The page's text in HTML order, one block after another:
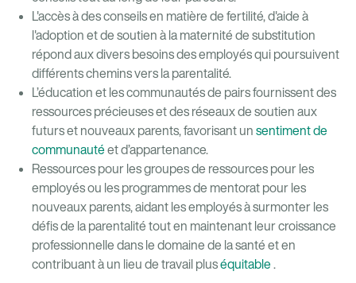
L'accès à des conseils en matière de fertilité, d'aide à
l'adoption et de soutien à la maternité de substitution
répond aux divers besoins des employés qui poursuivent
différents chemins vers la parentalité.
L’éducation et les communautés de pairs fournissent des
ressources précieuses et des réseaux de soutien aux
futurs et nouveaux parents, favorisant un sentiment de
communautéet d’appartenance.
Ressources pour les groupes de ressources pour les
employés ou les programmes de mentorat pour les
nouveaux parents, aidant les employés à surmonter les
défis de la parentalité tout en maintenant leur croissance
professionnelle dans le domaine de la santé et en
contribuant à un lieu de travail pluséquitable.